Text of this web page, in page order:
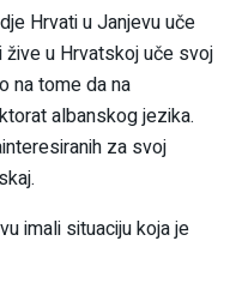
Hrvati u Janjevu uče
u Hrvatskoj uče svoj
na tome da na
albanskog jezika.
za svoj
imali situaciju koja je